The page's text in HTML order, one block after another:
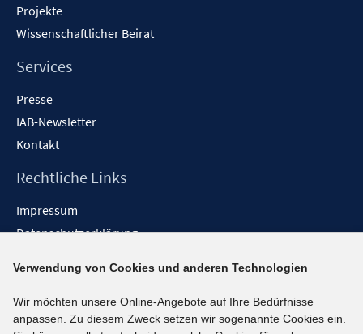
Projekte
Wissenschaftlicher Beirat
Services
Presse
IAB-Newsletter
Kontakt
Rechtliche Links
Impressum
Datenschutzerklärung
Barrieren melden
Social-Media-Kanäle
Verwendung von Cookies und anderen Technologien
Wir möchten unsere Online-Angebote auf Ihre Bedürfnisse
anpassen. Zu diesem Zweck setzen wir sogenannte Cookies ein.